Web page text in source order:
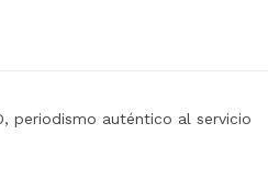
periodismo auténtico al servicio